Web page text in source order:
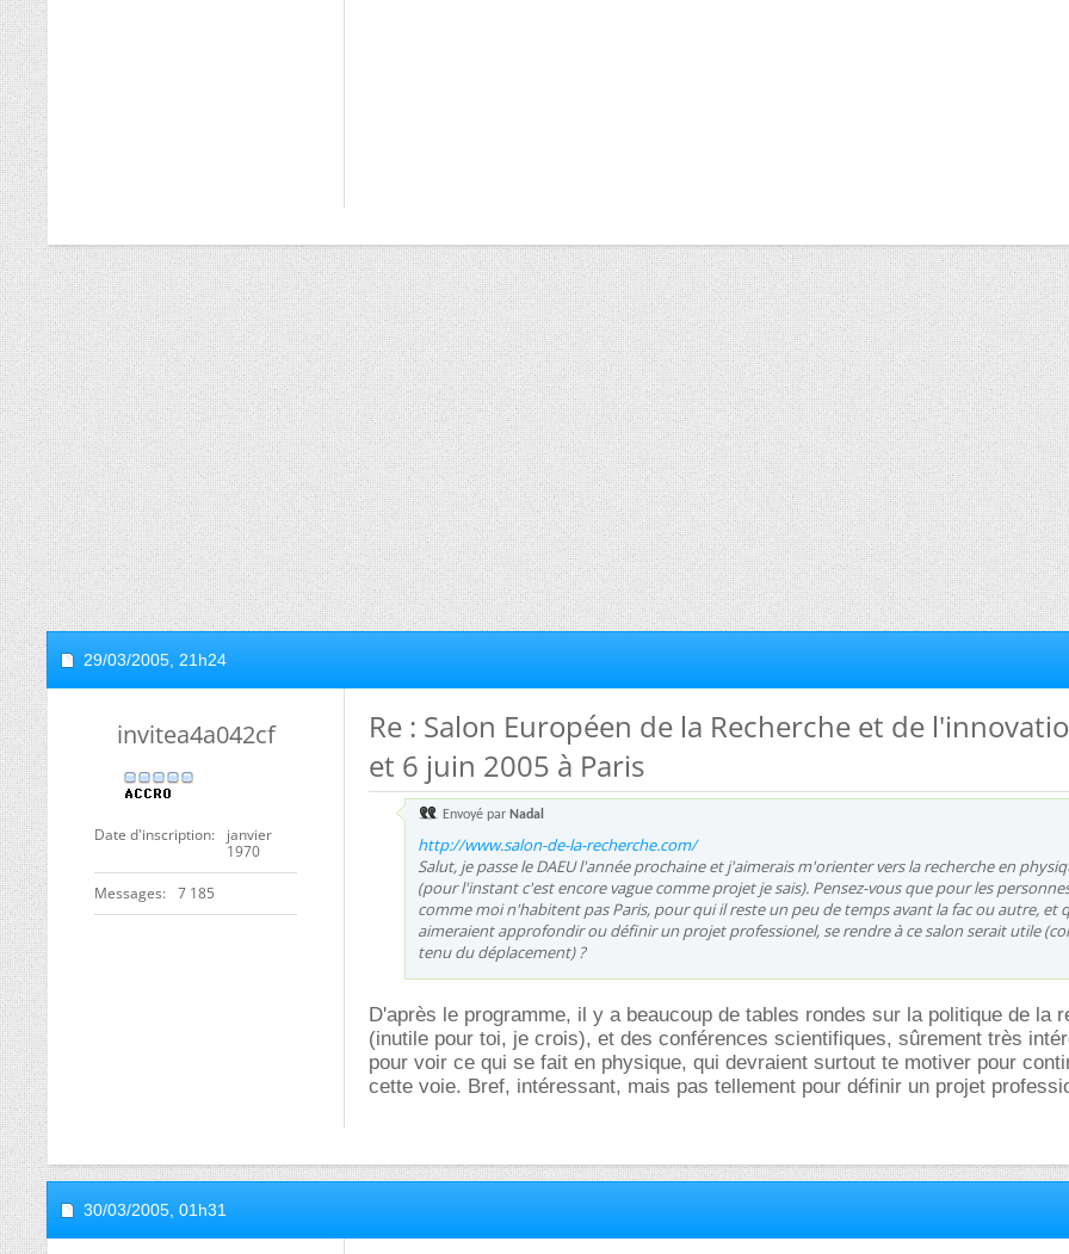
29/03/2005, 21h24
invitea4a042cf
Date d'inscription
janvier
1970
Messages 7 185
Re : Salon Européen de la Recherche et de
et 6 juin 2005 à Paris
Envoyé par Nadal
http://www.salon-de-la-recherche.com/
Salut, je passe le DAEU l'année prochaine et j'aimerais m'orienter vers la recherche en
(pour l'instant c'est encore vague comme projet je sais). Pensez-vous que pour les
comme moi n'habitent pas Paris, pour qui il reste un peu de temps avant la fac ou autre, et
aimeraient approfondir ou définir un projet professionel, se rendre à ce salon serait utile
tenu du déplacement) ?
D'après le programme, il y a beaucoup de tables rondes sur la politique de la
(inutile pour toi, je crois), et des conférences scientifiques, sûrement très
pour voir ce qui se fait en physique, qui devraient surtout te motiver pour
cette voie. Bref, intéressant, mais pas tellement pour définir un projet
30/03/2005, 01h31